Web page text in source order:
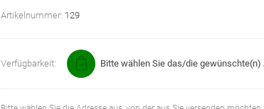
Artikelnummer: 129
Verfügbarkeit: Bitte wählen Sie das/die gewünschte(n)